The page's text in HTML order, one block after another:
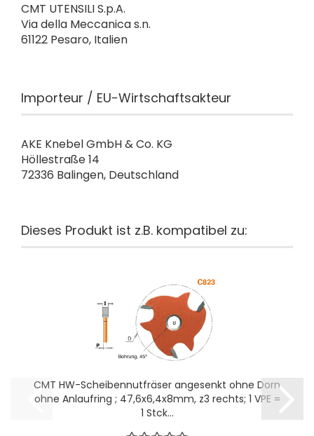
CMT UTENSILI S.p.A.
Via della Meccanica s.n.
61122 Pesaro, Italien
Importeur / EU-Wirtschaftsakteur
AKE Knebel GmbH & Co. KG
Höllestraße 14
72336 Balingen, Deutschland
Dieses Produkt ist z.B. kompatibel zu:
CMT HW-Scheibennutfräser angesenkt ohne Dorn
ohne Anlaufring ; 47,6x6,4x8mm, z3 rechts; 1 VPE =
1 Stck...